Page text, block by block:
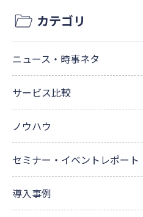
カテゴリ
ニュース・時事ネタ
サービス比較
ノウハウ
セミナー・イベントレポート
導入事例